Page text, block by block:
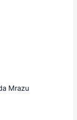
Mrazu